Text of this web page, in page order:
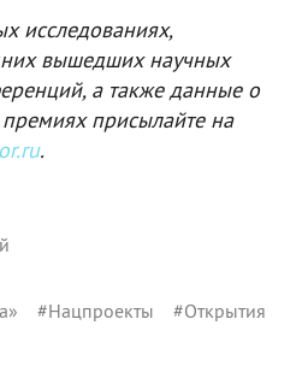
исследованиях,
вышедших научных
а также данные о
присылайте на
.
#Нацпроекты #Открытия